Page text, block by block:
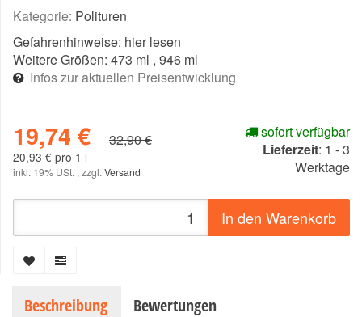
Kategorie: Polituren
Gefahrenhinweise: hier lesen
Weitere Größen: 473 ml , 946 ml
Infos zur aktuellen Preisentwicklung
19,74 € 32,90 €
20,93 € pro 1 l
inkl. 19% USt. , zzgl. Versand
sofort verfügbar
Lieferzeit: 1 - 3
Werktage
In den Warenkorb
Beschreibung Bewertungen